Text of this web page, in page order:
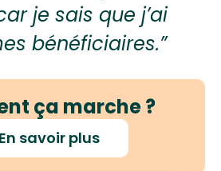
je sais que j’ai
bénéficiaires.”
ça marche ?
En savoir plus